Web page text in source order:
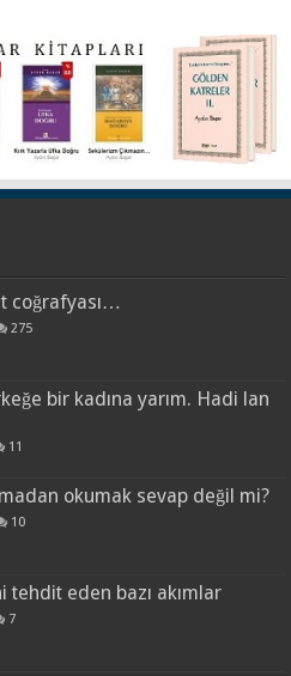
coğrafyası…
275
bir kadına yarım. Hadi lan
11
okumak sevap değil mi?
10
tehdit eden bazı akımlar
7